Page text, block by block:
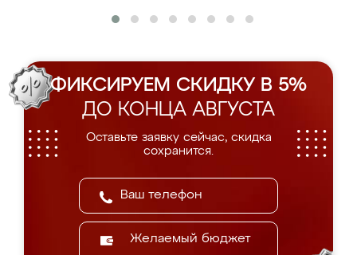
ФИКСИРУЕМ СКИДКУ В 5%
ДО КОНЦА АВГУСТА
Оставьте заявку сейчас, скидка
сохранится.
Желаемый бюджет